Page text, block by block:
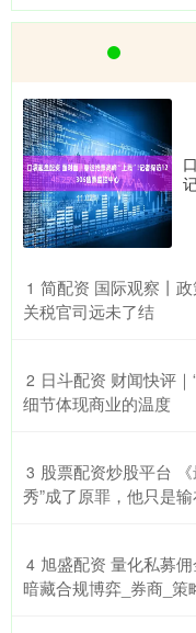
1 简配资 国际观察丨
关税官司远未了结
2 日斗配资 财闻快评
细节体现商业的温度
3 股票配资炒股平台
秀”成了原罪，他只是
4 旭盛配资 量化私募
暗藏合规博弈_券商_策